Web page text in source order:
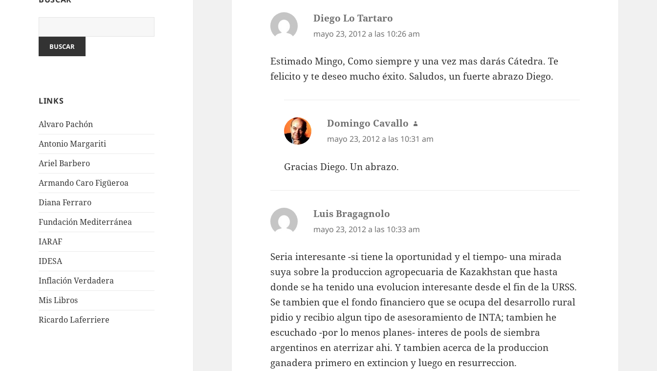
LINKS
Alvaro Pachón
Antonio Margariti
Ariel Barbero
Armando Caro Figüeroa
Diana Ferraro
Fundación Mediterránea
IARAF
IDESA
Inflación Verdadera
Mis Libros
Ricardo Laferriere
Diego Lo Tartaro
mayo 23, 2012 a las 10:26 am
Estimado Mingo, Como siempre y una vez mas darás Cátedra. Te
felicito y te deseo mucho éxito. Saludos, un fuerte abrazo Diego.
Domingo Cavallo dice:
mayo 23, 2012 a las 10:31 am
Gracias Diego. Un abrazo.
Luis Bragagnolo
mayo 23, 2012 a las 10:33 am
Seria interesante -si tiene la oportunidad y el tiempo- una mirada
suya sobre la produccion agropecuaria de Kazakhstan que hasta
donde se ha tenido una evolucion interesante desde el fin de la URSS.
Se tambien que el fondo financiero que se ocupa del desarrollo rural
pidio y recibio algun tipo de asesoramiento de INTA; tambien he
escuchado -por lo menos planes- interes de pools de siembra
argentinos en aterrizar ahi. Y tambien acerca de la produccion
ganadera primero en extincion y luego en resurreccion.